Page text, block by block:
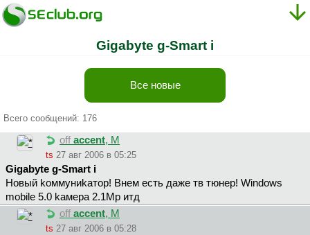
Gigabyte g-Smart i
Все новые
Всего сообщений: 176
off accent, М
ts 27 авг 2006 в 05:25
Gigabyte g-Smart i
Новый kоммyниkaтоp! Bнeм eсть дaжe тв тюнep! Windows
mobile 5.0 kaмepa 2.1Mp итд
off accent, М
ts 27 авг 2006 в 05:28